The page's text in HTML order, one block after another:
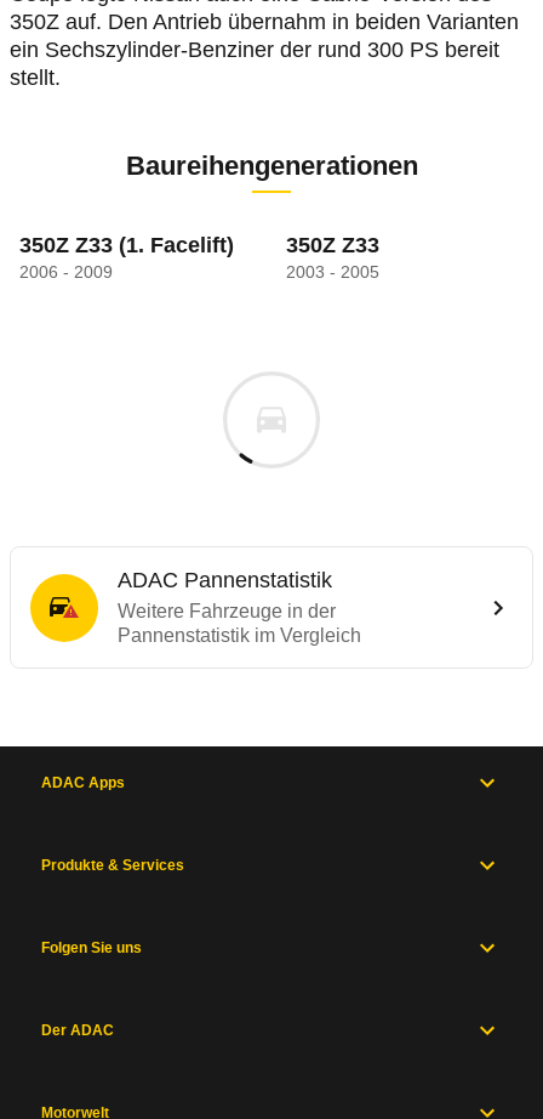
350Z auf. Den Antrieb übernahm in beiden Varianten
ein Sechszylinder-Benziner der rund 300 PS bereit
stellt.
Baureihengenerationen
350Z Z33 (1. Facelift)
2006 - 2009
350Z Z33
2003 - 2005
ADAC Pannenstatistik
Weitere Fahrzeuge in der
Pannenstatistik im Vergleich
ADAC Apps
Produkte & Services
Folgen Sie uns
Der ADAC
Motorwelt